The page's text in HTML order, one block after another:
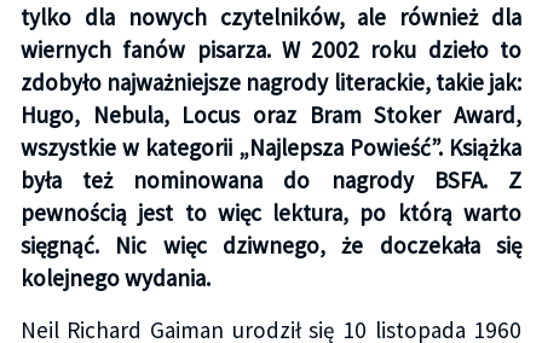
tylko dla nowych czytelników, ale również dla
wiernych fanów pisarza. W 2002 roku dzieło to
zdobyło najważniejsze nagrody literackie, takie jak:
Hugo, Nebula, Locus oraz Bram Stoker Award,
wszystkie w kategorii „Najlepsza Powieść”. Książka
była też nominowana do nagrody BSFA. Z
pewnością jest to więc lektura, po którą warto
sięgnąć. Nic więc dziwnego, że doczekała się
kolejnego wydania.
Neil Richard Gaiman urodził się 10 listopada 1960